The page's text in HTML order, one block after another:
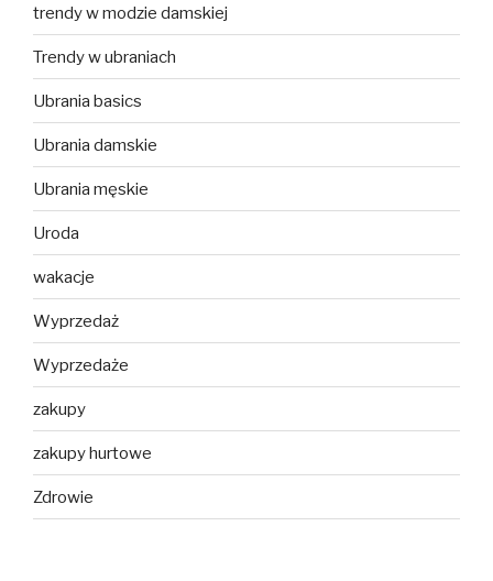
trendy w modzie damskiej
Trendy w ubraniach
Ubrania basics
Ubrania damskie
Ubrania męskie
Uroda
wakacje
Wyprzedaż
Wyprzedaże
zakupy
zakupy hurtowe
Zdrowie